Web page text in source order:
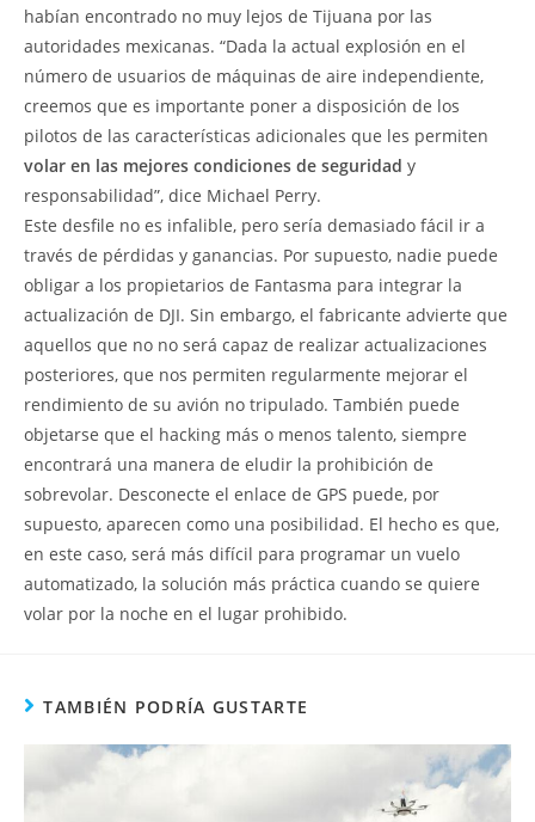
habían encontrado no muy lejos de Tijuana por las
autoridades mexicanas. “Dada la actual explosión en el
número de usuarios de máquinas de aire independiente,
creemos que es importante poner a disposición de los
pilotos de las características adicionales que les permiten
volar en las mejores condiciones de seguridad y
responsabilidad”, dice Michael Perry.
Este desfile no es infalible, pero sería demasiado fácil ir a
través de pérdidas y ganancias. Por supuesto, nadie puede
obligar a los propietarios de Fantasma para integrar la
actualización de DJI. Sin embargo, el fabricante advierte que
aquellos que no no será capaz de realizar actualizaciones
posteriores, que nos permiten regularmente mejorar el
rendimiento de su avión no tripulado. También puede
objetarse que el hacking más o menos talento, siempre
encontrará una manera de eludir la prohibición de
sobrevolar. Desconecte el enlace de GPS puede, por
supuesto, aparecen como una posibilidad. El hecho es que,
en este caso, será más difícil para programar un vuelo
automatizado, la solución más práctica cuando se quiere
volar por la noche en el lugar prohibido.
TAMBIÉN PODRÍA GUSTARTE